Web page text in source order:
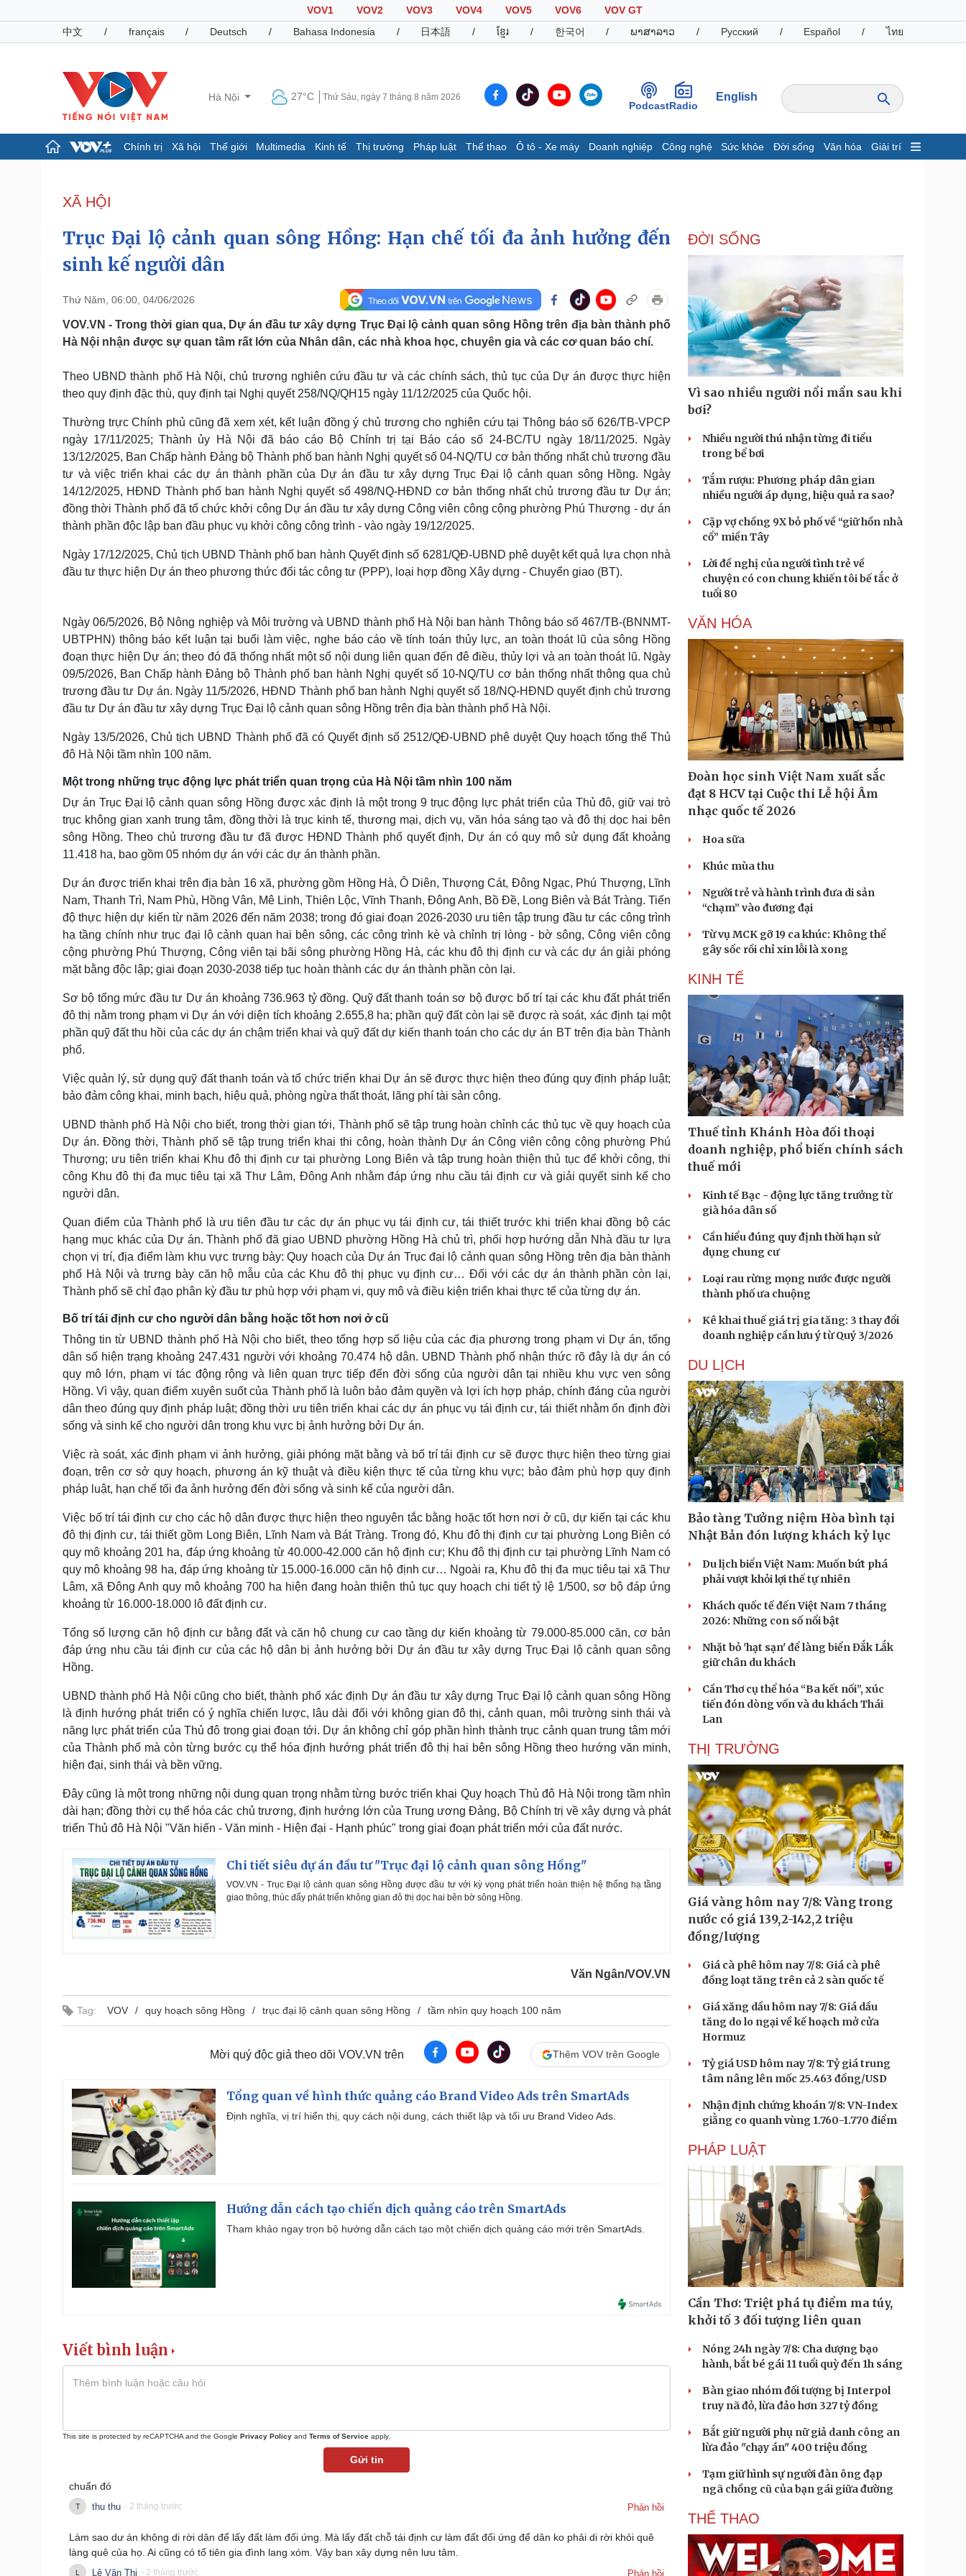
VOV1 VOV2 VOV3 VOV4 VOV5 VOV6
VOV GT
中文
/ français / Deutsch / Bahasa Indonesia / 日本語 / ខ្មែរ / 한국어 / ພາສາລາວ / Русский / Español / ไทย
Hà Nội 27°C Thứ Sáu, ngày 7 tháng 8 năm 2026
PodcastRadio
English
Chính trị Xã hội Thế giới Multimedia Kinh tế Thị trường Pháp luật Thể thao Ô tô - Xe máy Doanh nghiệp Công nghệ Sức khỏe Đời sống Văn hóa Giải trí
Đảng
Tổ chức nhân sự
Nhận diện sự thật
Dấu ấn VOV
Việc làm
Biển đảo
E-Magazine
Infographic
Pháp luật
Tin nóng
Tư vấn luật
Việt Nam
Phân tích
Thể thao
Lịch thi đấu bóng đá
Thế giới thể thao
Hậu trường
Ô tô - Xe máy
Xe máy
Tư vấn
Doanh nghiệp
Thông tin doanh nghiệp
Doanh nghiệp 24h
Doanh nhân
Vì cộng đồng
Công nghệ
Sành điệu
Tin Công nghệ
Trải nghiệm
Chuyển đổi số
Sức khỏe
Dinh dưỡng - món ngon
Cây thuốc
Sản phụ khoa
Nhi khoa
Nam khoa
Làm đẹp - giảm cân
Phòng mạch online
Ăn sạch sống khỏe
Đời sống
Nhà đẹp
Blog
Tình yêu - Gia đình
Văn hóa
Sân khấu - Điện ảnh
Văn học
Di sản
Giải trí
Nghệ sĩ
Thời trang
Sao Việt
Tư vấn
Săn Tour
check-in
Podcast
Đọc truyện đêm khuya
Hạt giống tâm hồn
Cải chính
XÃ HỘI
Trục Đại lộ cảnh quan sông Hồng: Hạn chế tối đa ảnh hưởng đến
sinh kế người dân
Thứ Năm, 06:00, 04/06/2026
VOV.VN - Trong thời gian qua, Dự án đầu tư xây dựng Trục Đại lộ cảnh quan sông Hồng trên địa bàn thành phố
Hà Nội nhận được sự quan tâm rất lớn của Nhân dân, các nhà khoa học, chuyên gia và các cơ quan báo chí.
Theo UBND thành phố Hà Nội, chủ trương nghiên cứu đầu tư và các chính sách, thủ tục của Dự án được thực hiện
theo quy định đặc thù, quy định tại Nghị quyết 258/NQ/QH15 ngày 11/12/2025 của Quốc hội.
Thường trực Chính phủ cũng đã xem xét, kết luận đồng ý chủ trương cho nghiên cứu tại Thông báo số 626/TB-VPCP
ngày 17/11/2025; Thành ủy Hà Nội đã báo cáo Bộ Chính trị tại Báo cáo số 24-BC/TU ngày 18/11/2025. Ngày
13/12/2025, Ban Chấp hành Đảng bộ Thành phố ban hành Nghị quyết số 04-NQ/TU cơ bản thống nhất chủ trương đầu
tư và việc triển khai các dự án thành phần của Dự án đầu tư xây dựng Trục Đại lộ cảnh quan sông Hồng. Ngày
14/12/2025, HĐND Thành phố ban hành Nghị quyết số 498/NQ-HĐND cơ bản thống nhất chủ trương đầu tư Dự án;
đồng thời Thành phố đã tổ chức khởi công Dự án đầu tư xây dựng Công viên công cộng phường Phú Thượng - dự án
thành phần độc lập ban đầu phục vụ khởi công công trình - vào ngày 19/12/2025.
Ngày 17/12/2025, Chủ tịch UBND Thành phố ban hành Quyết định số 6281/QĐ-UBND phê duyệt kết quả lựa chọn nhà
đầu tư thực hiện Dự án theo phương thức đối tác công tư (PPP), loại hợp đồng Xây dựng - Chuyển giao (BT).
Ngày 06/5/2026, Bộ Nông nghiệp và Môi trường và UBND thành phố Hà Nội ban hành Thông báo số 467/TB-(BNNMT-
UBTPHN) thông báo kết luận tại buổi làm việc, nghe báo cáo về tính toán thủy lực, an toàn thoát lũ của sông Hồng
đoạn thực hiện Dự án; theo đó đã thống nhất một số nội dung liên quan đến đê điều, thủy lợi và an toàn thoát lũ. Ngày
09/5/2026, Ban Chấp hành Đảng bộ Thành phố ban hành Nghị quyết số 10-NQ/TU cơ bản thống nhất thông qua chủ
trương đầu tư Dự án. Ngày 11/5/2026, HĐND Thành phố ban hành Nghị quyết số 18/NQ-HĐND quyết định chủ trương
đầu tư Dự án đầu tư xây dựng Trục Đại lộ cảnh quan sông Hồng trên địa bàn thành phố Hà Nội.
Ngày 13/5/2026, Chủ tịch UBND Thành phố đã có Quyết định số 2512/QĐ-UBND phê duyệt Quy hoạch tổng thể Thủ
đô Hà Nội tầm nhìn 100 năm.
Một trong những trục động lực phát triển quan trọng của Hà Nội tầm nhìn 100 năm
Dự án Trục Đại lộ cảnh quan sông Hồng được xác định là một trong 9 trục động lực phát triển của Thủ đô, giữ vai trò
trục không gian xanh trung tâm, đồng thời là trục kinh tế, thương mại, dịch vụ, văn hóa sáng tạo và đô thị dọc hai bên
sông Hồng. Theo chủ trương đầu tư đã được HĐND Thành phố quyết định, Dự án có quy mô sử dụng đất khoảng
11.418 ha, bao gồm 05 nhóm dự án với các dự án thành phần.
Dự án được triển khai trên địa bàn 16 xã, phường gồm Hồng Hà, Ô Diên, Thượng Cát, Đông Ngạc, Phú Thượng, Lĩnh
Nam, Thanh Trì, Nam Phù, Hồng Vân, Mê Linh, Thiên Lộc, Vĩnh Thanh, Đông Anh, Bồ Đề, Long Biên và Bát Tràng. Tiến
độ thực hiện dự kiến từ năm 2026 đến năm 2038; trong đó giai đoạn 2026-2030 ưu tiên tập trung đầu tư các công trình
hạ tầng chính như trục đại lộ cảnh quan hai bên sông, các công trình kè và chỉnh trị lòng - bờ sông, Công viên công
cộng phường Phú Thượng, Công viên tại bãi sông phường Hồng Hà, các khu đô thị định cư và các dự án giải phóng
mặt bằng độc lập; giai đoạn 2030-2038 tiếp tục hoàn thành các dự án thành phần còn lại.
Sơ bộ tổng mức đầu tư Dự án khoảng 736.963 tỷ đồng. Quỹ đất thanh toán sơ bộ được bố trí tại các khu đất phát triển
đô thị nằm trong phạm vi Dự án với diện tích khoảng 2.655,8 ha; phần quỹ đất còn lại sẽ được rà soát, xác định tại một
phần quỹ đất thu hồi của các dự án chậm triển khai và quỹ đất dự kiến thanh toán cho các dự án BT trên địa bàn Thành
phố.
Việc quản lý, sử dụng quỹ đất thanh toán và tổ chức triển khai Dự án sẽ được thực hiện theo đúng quy định pháp luật;
bảo đảm công khai, minh bạch, hiệu quả, phòng ngừa thất thoát, lãng phí tài sản công.
UBND thành phố Hà Nội cho biết, trong thời gian tới, Thành phố sẽ tập trung hoàn chỉnh các thủ tục về quy hoạch của
Dự án. Đồng thời, Thành phố sẽ tập trung triển khai thi công, hoàn thành Dự án Công viên công cộng phường Phú
Thượng; ưu tiên triển khai Khu đô thị định cư tại phường Long Biên và tập trung hoàn thiện thủ tục để khởi công, thi
công Khu đô thị đa mục tiêu tại xã Thư Lâm, Đông Anh nhằm đáp ứng nhu cầu tái định cư và giải quyết sinh kế cho
người dân.
Quan điểm của Thành phố là ưu tiên đầu tư các dự án phục vụ tái định cư, tái thiết trước khi triển khai đồng bộ các
hạng mục khác của Dự án. Thành phố đã giao UBND phường Hồng Hà chủ trì, phối hợp hướng dẫn Nhà đầu tư lựa
chọn vị trí, địa điểm làm khu vực trưng bày: Quy hoạch của Dự án Trục đại lộ cảnh quan sông Hồng trên địa bàn thành
phố Hà Nội và trưng bày căn hộ mẫu của các Khu đô thị phục vụ định cư… Đối với các dự án thành phần còn lại,
Thành phố sẽ chỉ đạo phân kỳ đầu tư phù hợp với phạm vi, quy mô và điều kiện triển khai thực tế của từng dự án.
Bố trí tái định cư cho người dân bằng hoặc tốt hơn nơi ở cũ
Thông tin từ UBND thành phố Hà Nội cho biết, theo tổng hợp số liệu của các địa phương trong phạm vi Dự án, tổng
dân số hiện trạng khoảng 247.431 người với khoảng 70.474 hộ dân. UBND Thành phố nhận thức rõ đây là dự án có
quy mô lớn, phạm vi tác động rộng và liên quan trực tiếp đến đời sống của người dân tại nhiều khu vực ven sông
Hồng. Vì vậy, quan điểm xuyên suốt của Thành phố là luôn bảo đảm quyền và lợi ích hợp pháp, chính đáng của người
dân theo đúng quy định pháp luật; đồng thời ưu tiên triển khai các dự án phục vụ tái định cư, tái thiết nhằm ổn định đời
sống và sinh kế cho người dân trong khu vực bị ảnh hưởng bởi Dự án.
Việc rà soát, xác định phạm vi ảnh hưởng, giải phóng mặt bằng và bố trí tái định cư sẽ được thực hiện theo từng giai
đoạn, trên cơ sở quy hoạch, phương án kỹ thuật và điều kiện thực tế của từng khu vực; bảo đảm phù hợp quy định
pháp luật, hạn chế tối đa ảnh hưởng đến đời sống và sinh kế của người dân.
Việc bố trí tái định cư cho các hộ dân được thực hiện theo nguyên tắc bằng hoặc tốt hơn nơi ở cũ, dự kiến tại các khu
đô thị định cư, tái thiết gồm Long Biên, Lĩnh Nam và Bát Tràng. Trong đó, Khu đô thị định cư tại phường Long Biên có
quy mô khoảng 201 ha, đáp ứng khoảng từ 40.000-42.000 căn hộ định cư; Khu đô thị định cư tại phường Lĩnh Nam có
quy mô khoảng 98 ha, đáp ứng khoảng từ 15.000-16.000 căn hộ định cư… Ngoài ra, Khu đô thị đa mục tiêu tại xã Thư
Lâm, xã Đông Anh quy mô khoảng 700 ha hiện đang hoàn thiện thủ tục quy hoạch chi tiết tỷ lệ 1/500, sơ bộ đáp ứng
khoảng từ 16.000-18.000 lô đất định cư.
Tổng số lượng căn hộ định cư bằng đất và căn hộ chung cư cao tầng dự kiến khoảng từ 79.000-85.000 căn, cơ bản
đáp ứng nhu cầu tái định cư của các hộ dân bị ảnh hưởng bởi Dự án đầu tư xây dựng Trục Đại lộ cảnh quan sông
Hồng.
UBND thành phố Hà Nội cũng cho biết, thành phố xác định Dự án đầu tư xây dựng Trục Đại lộ cảnh quan sông Hồng
là định hướng phát triển có ý nghĩa chiến lược, lâu dài đối với không gian đô thị, cảnh quan, môi trường sinh thái và
năng lực phát triển của Thủ đô trong giai đoạn tới. Dự án không chỉ góp phần hình thành trục cảnh quan trung tâm mới
của Thành phố mà còn từng bước cụ thể hóa định hướng phát triển đô thị hai bên sông Hồng theo hướng văn minh,
hiện đại, sinh thái và bền vững.
Đây cũng là một trong những nội dung quan trọng nhằm từng bước triển khai Quy hoạch Thủ đô Hà Nội trong tầm nhìn
dài hạn; đồng thời cụ thể hóa các chủ trương, định hướng lớn của Trung ương Đảng, Bộ Chính trị về xây dựng và phát
triển Thủ đô Hà Nội "Văn hiến - Văn minh - Hiện đại - Hạnh phúc" trong giai đoạn phát triển mới của đất nước.
Chi tiết siêu dự án đầu tư "Trục đại lộ cảnh quan sông Hồng"
VOV.VN - Trục Đại lộ cảnh quan sông Hồng được đầu tư với kỳ vọng phát triển hoàn thiện hệ thống hạ tầng
giao thông, thúc đẩy phát triển không gian đô thị dọc hai bên bờ sông Hồng.
Văn Ngân/VOV.VN
Tag: VOV quy hoạch sông Hồng trục đại lộ cảnh quan sông Hồng tầm nhìn quy hoạch 100 năm
Mời quý độc giả theo dõi VOV.VN trên Thêm VOV trên Google
Tổng quan về hình thức quảng cáo Brand Video Ads trên SmartAds
Định nghĩa, vị trí hiển thị, quy cách nội dung, cách thiết lập và tối ưu Brand Video Ads.
Hướng dẫn cách tạo chiến dịch quảng cáo trên SmartAds
Tham khảo ngay trọn bộ hướng dẫn cách tạo một chiến dịch quảng cáo mới trên SmartAds.
Viết bình luận
This site is protected by reCAPTCHA and the Google Privacy Policy and Terms of Service apply.
Gửi tin
chuẩn đó
thu thu - 2 tháng trước Phản hồi
Làm sao dư án không di rời dân để lấy đất làm đối ứng. Mà lấy đất chỗ tái định cư làm đất đối ứng để dân ko phải di rời khỏi quê
làng quê của họ. Ai cũng có tổ tiên gia đình lang xóm. Vậy ban xây dựng nên lưu tâm.
Lê Văn Thi - 2 tháng trước Phản hồi
ĐỜI SỐNG
Vì sao nhiều người nổi mẩn sau khi
bơi?
Nhiều người thú nhận từng đi tiểu
trong bể bơi
Tắm rượu: Phương pháp dân gian
nhiều người áp dụng, hiệu quả ra sao?
Cặp vợ chồng 9X bỏ phố về “giữ hồn nhà
cổ” miền Tây
Lời đề nghị của người tình trẻ về
chuyện có con chung khiến tôi bế tắc ở
tuổi 80
VĂN HÓA
Đoàn học sinh Việt Nam xuất sắc
đạt 8 HCV tại Cuộc thi Lễ hội Âm
nhạc quốc tế 2026
Hoa sữa
Khúc mùa thu
Người trẻ và hành trình đưa di sản
“chạm” vào đương đại
Từ vụ MCK gỡ 19 ca khúc: Không thể
gây sốc rồi chỉ xin lỗi là xong
KINH TẾ
Thuế tỉnh Khánh Hòa đối thoại
doanh nghiệp, phổ biến chính sách
thuế mới
Kinh tế Bạc - động lực tăng trưởng từ
già hóa dân số
Cần hiểu đúng quy định thời hạn sử
dụng chung cư
Loại rau rừng mọng nước được người
thành phố ưa chuộng
Kê khai thuế giá trị gia tăng: 3 thay đổi
doanh nghiệp cần lưu ý từ Quý 3/2026
DU LỊCH
Bảo tàng Tưởng niệm Hòa bình tại
Nhật Bản đón lượng khách kỷ lục
Du lịch biển Việt Nam: Muốn bứt phá
phải vượt khỏi lợi thế tự nhiên
Khách quốc tế đến Việt Nam 7 tháng
2026: Những con số nổi bật
Nhặt bỏ 'hạt sạn' để làng biển Đắk Lắk
giữ chân du khách
Cần Thơ cụ thể hóa “Ba kết nối”, xúc
tiến đón dòng vốn và du khách Thái
Lan
THỊ TRƯỜNG
Giá vàng hôm nay 7/8: Vàng trong
nước có giá 139,2-142,2 triệu
đồng/lượng
Giá cà phê hôm nay 7/8: Giá cà phê
đồng loạt tăng trên cả 2 sàn quốc tế
Giá xăng dầu hôm nay 7/8: Giá dầu
tăng do lo ngại về kế hoạch mở cửa
Hormuz
Tỷ giá USD hôm nay 7/8: Tỷ giá trung
tâm nâng lên mốc 25.463 đồng/USD
Nhận định chứng khoán 7/8: VN-Index
giằng co quanh vùng 1.760-1.770 điểm
PHÁP LUẬT
Cần Thơ: Triệt phá tụ điểm ma túy,
khởi tố 3 đối tượng liên quan
Nóng 24h ngày 7/8: Cha dượng bạo
hành, bắt bé gái 11 tuổi quỳ đến 1h sáng
Bàn giao nhóm đối tượng bị Interpol
truy nã đỏ, lừa đảo hơn 327 tỷ đồng
Bắt giữ người phụ nữ giả danh công an
lừa đảo "chạy án" 400 triệu đồng
Tạm giữ hình sự người đàn ông đạp
ngã chồng cũ của bạn gái giữa đường
THỂ THAO